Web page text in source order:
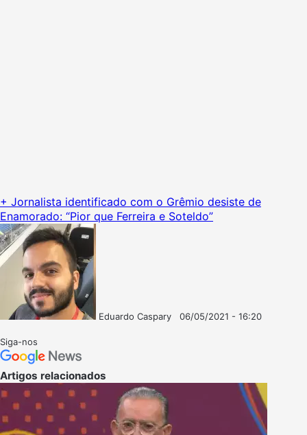
+ Jornalista identificado com o Grêmio desiste de
Enamorado: “Pior que Ferreira e Soteldo”
Eduardo Caspary
06/05/2021 - 16:20
Siga-nos
Artigos relacionados